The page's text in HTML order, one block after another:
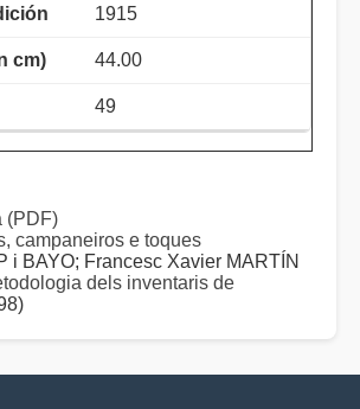
1915
44.00
49
(PDF)
campaneiros e toques
i BAYO; Francesc Xavier MARTÍN
dels inventaris de